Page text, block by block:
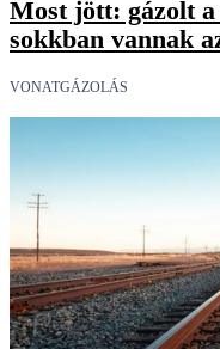
Most jött: gázolt a
sokkban vannak
VONATGÁZOLÁS